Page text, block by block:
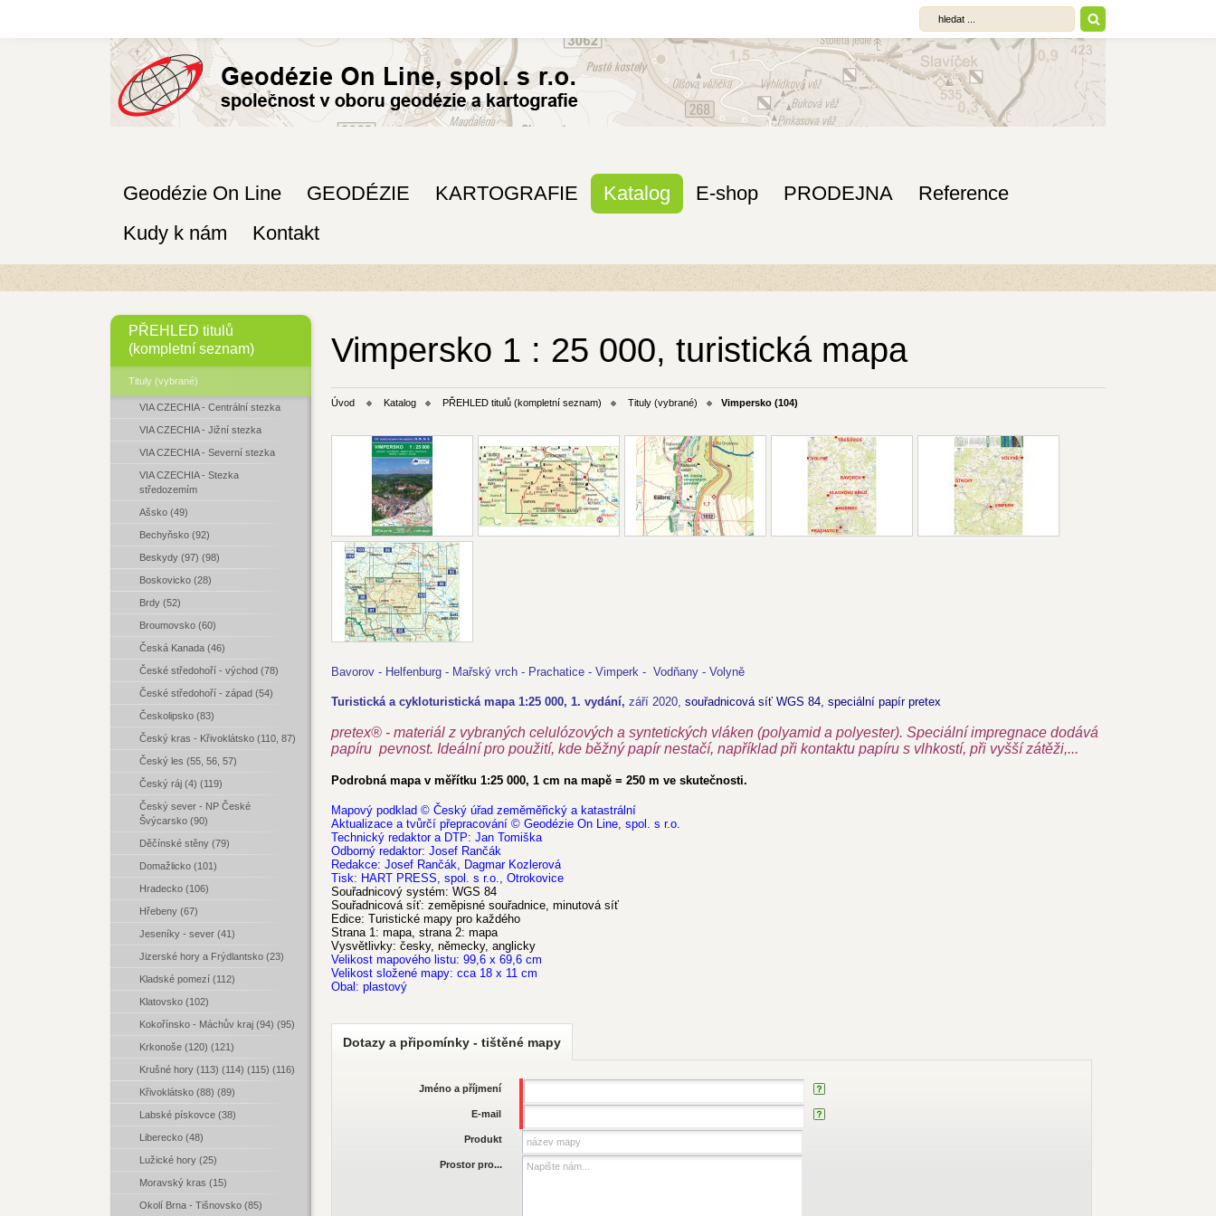
Geodézie On Line GEODÉZIE KARTOGRAFIE Katalog E-shop PRODEJNA
Reference
Kudy k nám
Kontakt
PŘEHLED titulů
(kompletní seznam)
Tituly (vybrané)
VIA CZECHIA - Centrální stezka
VIA CZECHIA - Jižní stezka
VIA CZECHIA - Severní stezka
VIA CZECHIA - Stezka
středozemím
Ašsko (49)
Bechyňsko (92)
Beskydy (97) (98)
Boskovicko (28)
Brdy (52)
Broumovsko (60)
Česká Kanada (46)
České středohoří - východ (78)
České středohoří - západ (54)
Českolipsko (83)
Český kras - Křivoklátsko (110, 87)
Český les (55, 56, 57)
Český ráj (4) (119)
Český sever - NP České
Švýcarsko (90)
Děčínské stěny (79)
Domažlicko (101)
Hradecko (106)
Hřebeny (67)
Jeseníky - sever (41)
Jizerské hory a Frýdlantsko (23)
Kladské pomezí (112)
Klatovsko (102)
Kokořínsko - Máchův kraj (94) (95)
Krkonoše (120) (121)
Krušné hory (113) (114) (115) (116)
Křivoklátsko (88) (89)
Labské pískovce (38)
Liberecko (48)
Lužické hory (25)
Moravský kras (15)
Okolí Brna - Tišnovsko (85)
Vimpersko 1 : 25 000, turistická mapa
Úvod Katalog PŘEHLED titulů (kompletní seznam) Tituly (vybrané) Vimpersko (104)
Bavorov - Helfenburg - Mařský vrch - Prachatice - Vimperk - Vodňany - Volyně
Turistická a cykloturistická mapa 1:25 000, 1. vydání, září 2020, souřadnicová síť WGS 84, speciální papír pretex
pretex® - materiál z vybraných celulózových a syntetických vláken (polyamid a polyester). Speciální impregnace dodává
papíru pevnost. Ideální pro použití, kde běžný papír nestačí, například při kontaktu papíru s vlhkostí, při vyšší zátěži,...
Podrobná mapa v měřítku 1:25 000, 1 cm na mapě = 250 m ve skutečnosti.
Mapový podklad © Český úřad zeměměřický a katastrální
Aktualizace a tvůrčí přepracování © Geodézie On Line, spol. s r.o.
Technický redaktor a DTP: Jan Tomiška
Odborný redaktor: Josef Rančák
Redakce: Josef Rančák, Dagmar Kozlerová
Tisk: HART PRESS, spol. s r.o., Otrokovice
Souřadnicový systém: WGS 84
Souřadnicová síť: zeměpisné souřadnice, minutová síť
Edice: Turistické mapy pro každého
Strana 1: mapa, strana 2: mapa
Vysvětlivky: česky, německy, anglicky
Velikost mapového listu: 99,6 x 69,6 cm
Velikost složené mapy: cca 18 x 11 cm
Obal: plastový
Dotazy a připomínky - tištěné mapy
Jméno a příjmení
E-mail
Produkt
Prostor pro...